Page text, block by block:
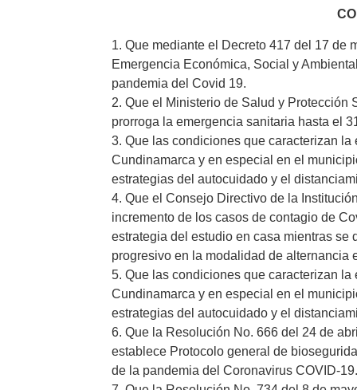
1. Que mediante el Decreto 417 del 17 de
Emergencia Económica, Social y
pandemia del Covid 19.
2. Que el Ministerio de Salud y
prorroga la emergencia sanitaria hasta el
3. Que las condiciones que caracterizan
Cundinamarca y en especial en el
estrategias del autocuidado y el
4. Que el Consejo Directivo de la
incremento de los casos de contagio de
estrategia del estudio en casa mientras
progresivo en la modalidad de alternancia
5. Que las condiciones que caracterizan
Cundinamarca y en especial en el
estrategias del autocuidado y el
6. Que la Resolución No. 666 del 24 de
establece Protocolo general de
de la pandemia del Coronavirus COVID-19.